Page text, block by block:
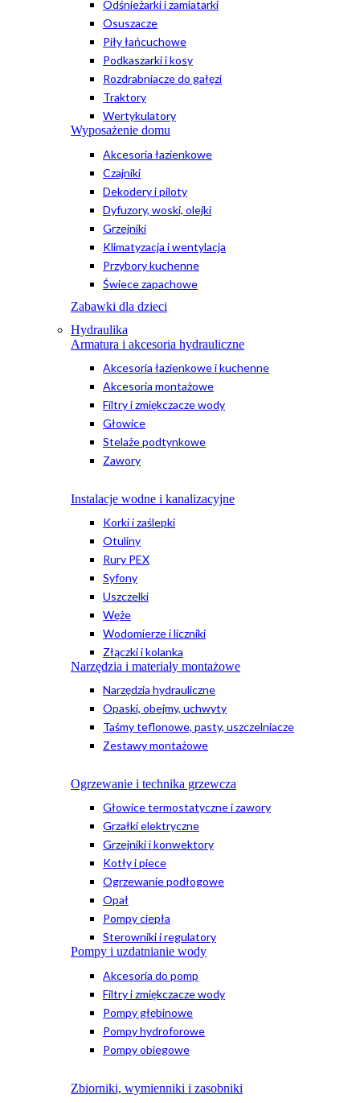
Odśnieżarki i zamiatarki
Osuszacze
Piły łańcuchowe
Podkaszarki i kosy
Rozdrabniacze do gałęzi
Traktory
Wertykulatory
Wyposażenie domu
Akcesoria łazienkowe
Czajniki
Dekodery i piloty
Dyfuzory, woski, olejki
Grzejniki
Klimatyzacja i wentylacja
Przybory kuchenne
Świece zapachowe
Zabawki dla dzieci
Hydraulika
Armatura i akcesoria hydrauliczne
Akcesoria łazienkowe i kuchenne
Akcesoria montażowe
Filtry i zmiękczacze wody
Głowice
Stelaże podtynkowe
Zawory
Instalacje wodne i kanalizacyjne
Korki i zaślepki
Otuliny
Rury PEX
Syfony
Uszczelki
Węże
Wodomierze i liczniki
Złączki i kolanka
Narzędzia i materiały montażowe
Narzędzia hydrauliczne
Opaski, obejmy, uchwyty
Taśmy teflonowe, pasty, uszczelniacze
Zestawy montażowe
Ogrzewanie i technika grzewcza
Głowice termostatyczne i zawory
Grzałki elektryczne
Grzejniki i konwektory
Kotły i piece
Ogrzewanie podłogowe
Opał
Pompy ciepła
Sterowniki i regulatory
Pompy i uzdatnianie wody
Akcesoria do pomp
Filtry i zmiękczacze wody
Pompy głębinowe
Pompy hydroforowe
Pompy obiegowe
Zbiorniki, wymienniki i zasobniki